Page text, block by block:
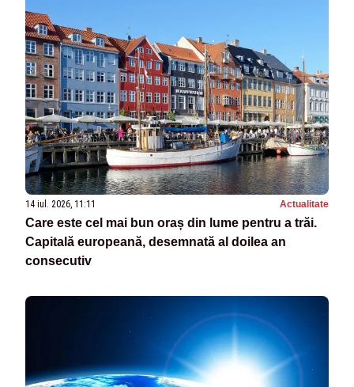
14 iul. 2026, 11:11 Actualitate
Care este cel mai bun oraș din lume pentru a trăi.
Capitală europeană, desemnată al doilea an
consecutiv